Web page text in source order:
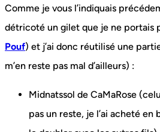
Comme je vous l’indiquais
détricoté un gilet que je ne portais
Pouf) et j’ai donc réutilisé une
m’en reste pas mal d’ailleurs) :
Midnatssol de CaMaRose
pas un reste, je l’ai acheté en